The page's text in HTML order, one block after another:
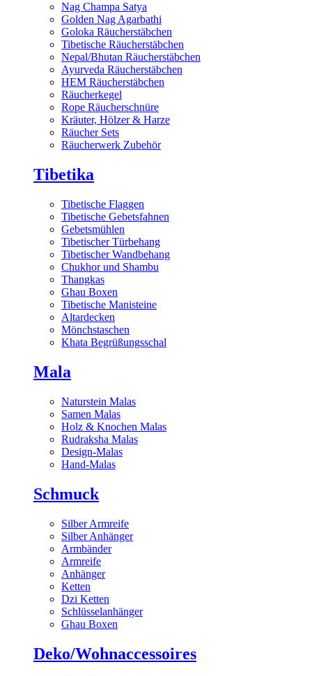
Nag Champa Satya
Golden Nag Agarbathi
Goloka Räucherstäbchen
Tibetische Räucherstäbchen
Nepal/Bhutan Räucherstäbchen
Ayurveda Räucherstäbchen
HEM Räucherstäbchen
Räucherkegel
Rope Räucherschnüre
Kräuter, Hölzer & Harze
Räucher Sets
Räucherwerk Zubehör
Tibetika
Tibetische Flaggen
Tibetische Gebetsfahnen
Gebetsmühlen
Tibetischer Türbehang
Tibetischer Wandbehang
Chukhor und Shambu
Thangkas
Ghau Boxen
Tibetische Manisteine
Altardecken
Mönchstaschen
Khata Begrüßungsschal
Mala
Naturstein Malas
Samen Malas
Holz & Knochen Malas
Rudraksha Malas
Design-Malas
Hand-Malas
Schmuck
Silber Armreife
Silber Anhänger
Armbänder
Armreife
Anhänger
Ketten
Dzi Ketten
Schlüsselanhänger
Ghau Boxen
Deko/Wohnaccessoires